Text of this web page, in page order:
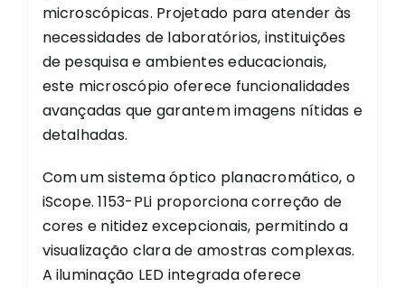
microscópicas. Projetado para atender às
necessidades de laboratórios, instituições
de pesquisa e ambientes educacionais,
este microscópio oferece funcionalidades
avançadas que garantem imagens nítidas e
detalhadas.
Com um sistema óptico planacromático, o
iScope. 1153-PLi proporciona correção de
cores e nitidez excepcionais, permitindo a
visualização clara de amostras complexas.
A iluminação LED integrada oferece